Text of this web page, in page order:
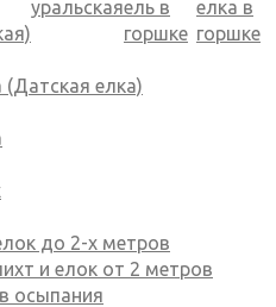
уральскаяель в
горшке
елка в
горшке
елка)
до 2-х метров
и елок от 2 метров
осыпания